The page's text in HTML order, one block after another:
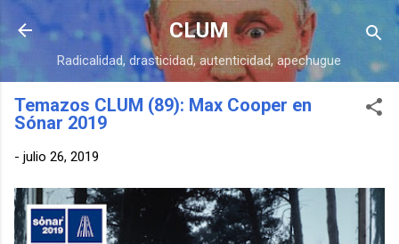
Ir al contenido principal
CLUM
Radicalidad, drasticidad, autenticidad, apechugue
Temazos CLUM (89): Max Cooper en
Sónar 2019
- julio 26, 2019